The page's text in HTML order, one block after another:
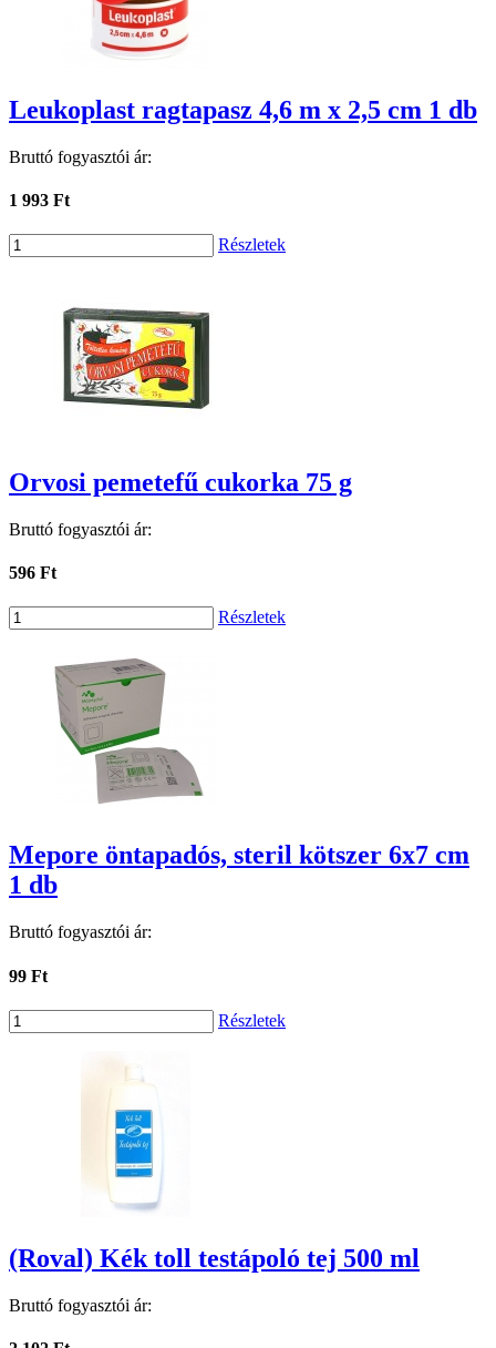
Leukoplast ragtapasz 4,6 m x 2,5 cm 1 db
Bruttó fogyasztói ár:
1 993 Ft
Részletek
Orvosi pemetefű cukorka 75 g
Bruttó fogyasztói ár:
596 Ft
Részletek
Mepore öntapadós, steril kötszer 6x7 cm
1 db
Bruttó fogyasztói ár:
99 Ft
Részletek
(Roval) Kék toll testápoló tej 500 ml
Bruttó fogyasztói ár: